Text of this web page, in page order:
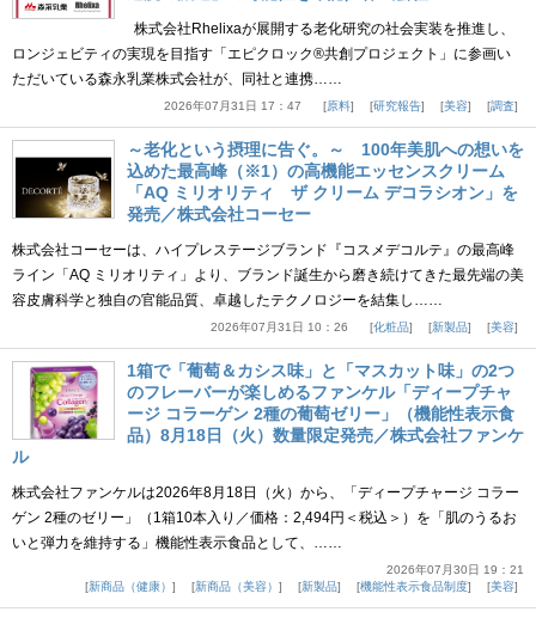
株式会社Rhelixaが展開する老化研究の社会実装を推進し、
ロンジェビティの実現を目指す「エピクロック®共創プロジェクト」に参画い
ただいている森永乳業株式会社が、同社と連携……
2026年07月31日 17：47 原料 研究報告 美容 調査
～老化という摂理に告ぐ。～ 100年美肌への想いを
込めた最高峰（※1）の高機能エッセンスクリーム
「AQ ミリオリティ ザ クリーム デコラシオン」を
発売／株式会社コーセー
株式会社コーセーは、ハイプレステージブランド『コスメデコルテ』の最高峰
ライン「AQ ミリオリティ」より、ブランド誕生から磨き続けてきた最先端の美
容皮膚科学と独自の官能品質、卓越したテクノロジーを結集し……
2026年07月31日 10：26 化粧品 新製品 美容
1箱で「葡萄＆カシス味」と「マスカット味」の2つ
のフレーバーが楽しめるファンケル「ディープチャ
ージ コラーゲン 2種の葡萄ゼリー」（機能性表示食
品）8月18日（火）数量限定発売／株式会社ファンケ
ル
株式会社ファンケルは2026年8月18日（火）から、「ディープチャージ コラー
ゲン 2種のゼリー」（1箱10本入り／価格：2,494円＜税込＞）を「肌のうるお
いと弾力を維持する」機能性表示食品として、……
2026年07月30日 19：21
新商品（健康）
新商品（美容） 新製品 機能性表示食品制度 美容